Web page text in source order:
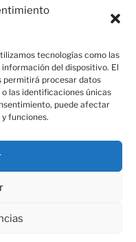
tecnologías como las
del dispositivo. El
permitirá procesar datos
las identificaciones únicas
puede afectar
funciones.